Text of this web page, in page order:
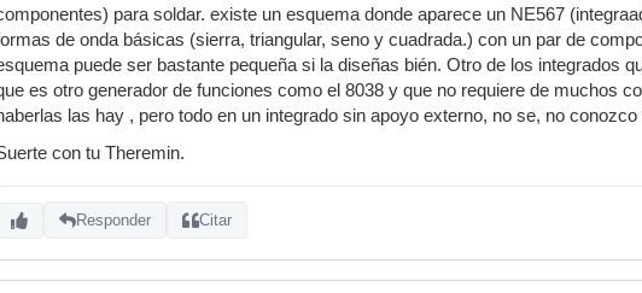
para soldar. existe un esquema donde aparece un NE567
de onda básicas (sierra, triangular, seno y cuadrada.) con un par de
puede ser bastante pequeña si la diseñas bién. Otro de los integrados
es otro generador de funciones como el 8038 y que no requiere de muchos
las hay , pero todo en un integrado sin apoyo externo, no se, no conozco
con tu Theremin.
Responder Citar